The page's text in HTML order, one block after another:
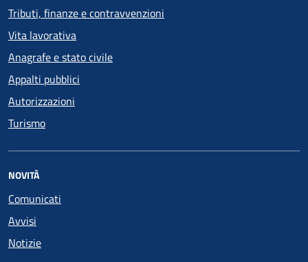
Tributi, finanze e contravvenzioni
Vita lavorativa
Anagrafe e stato civile
Appalti pubblici
Autorizzazioni
Turismo
NOVITÀ
Comunicati
Avvisi
Notizie